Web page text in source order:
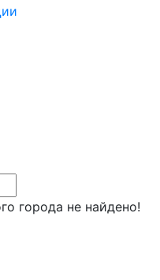
города не найдено!